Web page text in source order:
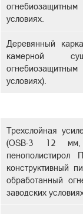
условиях.
Деревянный
камерной
условиях).
Трехслойная
(OSB-3 12 мм,
конструктивный
обработанный
заводских